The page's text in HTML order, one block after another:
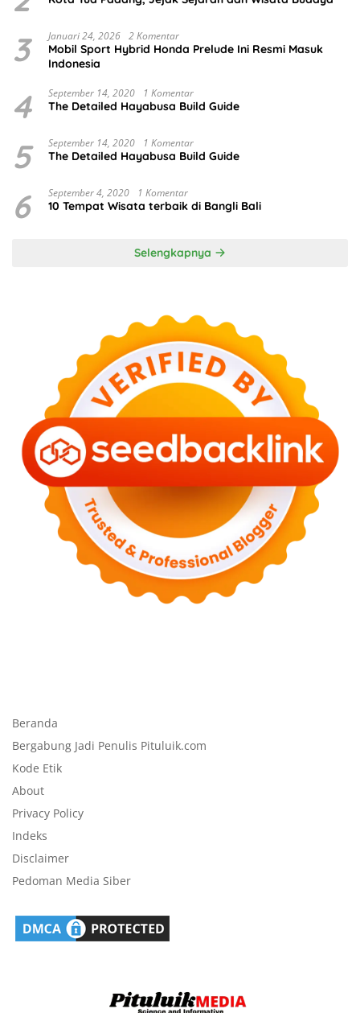
3 Januari 24, 2026 2 Komentar
Mobil Sport Hybrid Honda Prelude Ini Resmi Masuk
Indonesia
4 September 14, 2020 1 Komentar
The Detailed Hayabusa Build Guide
5 September 14, 2020 1 Komentar
The Detailed Hayabusa Build Guide
6 September 4, 2020 1 Komentar
10 Tempat Wisata terbaik di Bangli Bali
Selengkapnya
Beranda
Bergabung Jadi Penulis Pituluik.com
Kode Etik
About
Privacy Policy
Indeks
Disclaimer
Pedoman Media Siber